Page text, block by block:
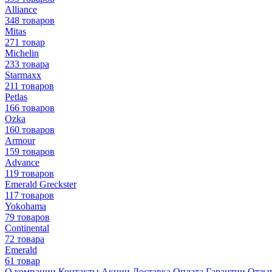
Alliance
348 товаров
Mitas
271 товар
Michelin
233 товара
Starmaxx
211 товаров
Petlas
166 товаров
Ozka
160 товаров
Armour
159 товаров
Advance
119 товаров
Emerald Greckster
117 товаров
Yokohama
79 товаров
Continental
72 товара
Emerald
61 товар